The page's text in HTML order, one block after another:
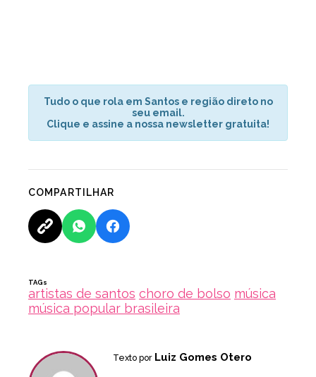
Tudo o que rola em Santos e região direto no
seu email.
Clique e assine a nossa newsletter gratuita!
COMPARTILHAR
TAGs
artistas de santos choro de bolso música
música popular brasileira
Texto por Luiz Gomes Otero